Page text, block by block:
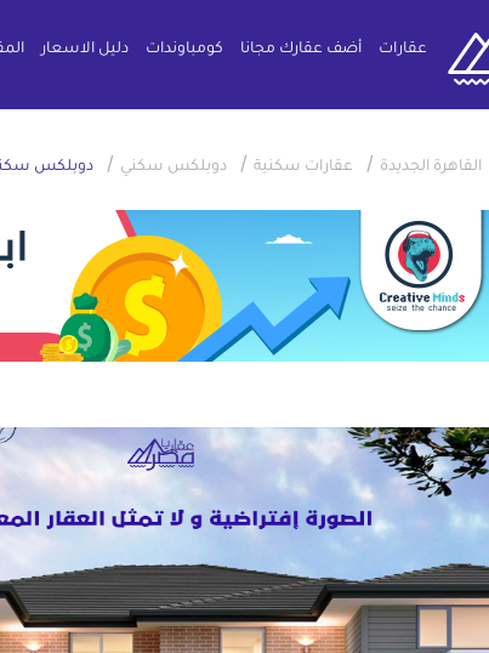
عقارات أضف عقارك مجانا كومباوندات دليل الاسعار
القاهرة الجديدة / عقارات سكنية / دوبلكس سكني / دوبلكس سكني 470م للبيع بالتقسيط بالقاهرة الجديدة